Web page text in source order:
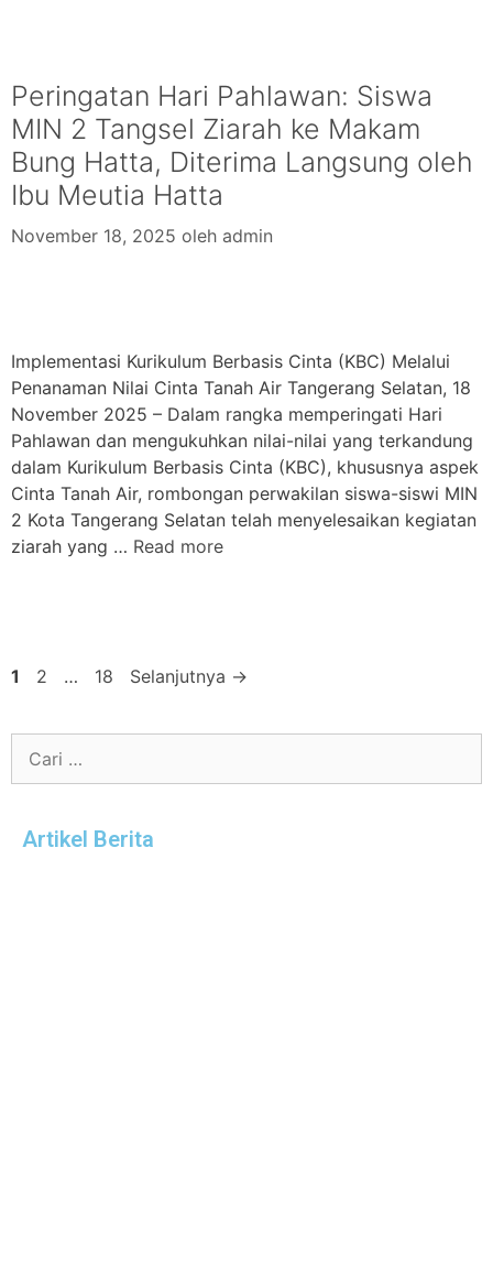
Peringatan Hari Pahlawan: Siswa
MIN 2 Tangsel Ziarah ke Makam
Bung Hatta, Diterima Langsung oleh
Ibu Meutia Hatta
November 18, 2025 oleh admin
Implementasi Kurikulum Berbasis Cinta (KBC) Melalui
Penanaman Nilai Cinta Tanah Air Tangerang Selatan, 18
November 2025 – Dalam rangka memperingati Hari
Pahlawan dan mengukuhkan nilai-nilai yang terkandung
dalam Kurikulum Berbasis Cinta (KBC), khususnya aspek
Cinta Tanah Air, rombongan perwakilan siswa-siswi MIN
2 Kota Tangerang Selatan telah menyelesaikan kegiatan
ziarah yang … Read more
1 2 … 18 Selanjutnya →
Artikel Berita